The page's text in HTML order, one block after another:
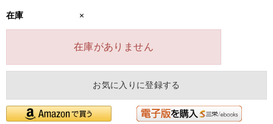
在庫 ×
在庫がありません
お気に入りに登録する